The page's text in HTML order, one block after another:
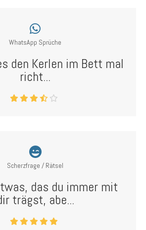
WhatsApp Sprüche
den Kerlen im Bett mal
richt...
Scherzfrage / Rätsel
das du immer mit
trägst, abe...